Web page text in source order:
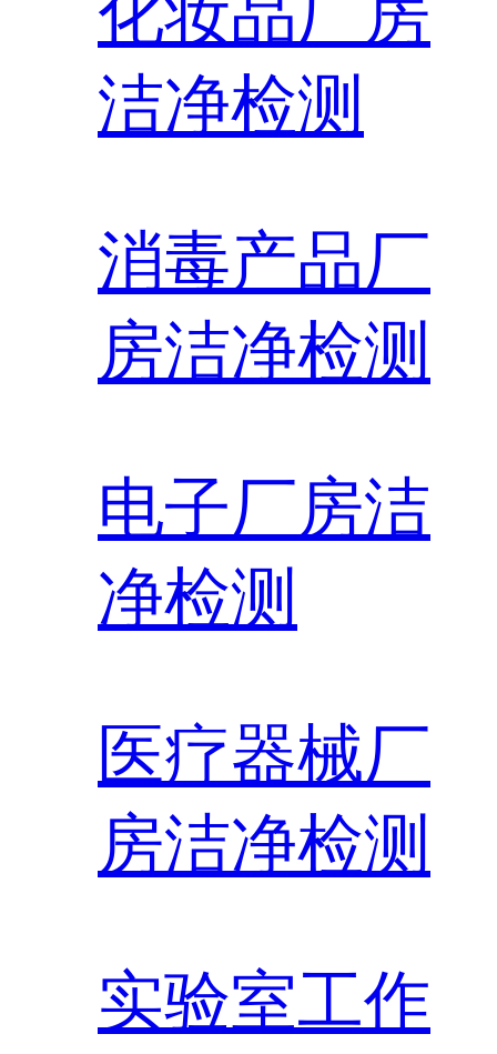
化妆品厂房
洁净检测
消毒产品厂
房洁净检测
电子厂房洁
净检测
医疗器械厂
房洁净检测
实验室工作